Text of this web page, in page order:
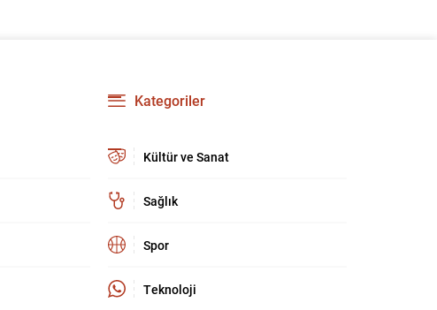
Kategoriler
Kültür ve Sanat
Sağlık
Spor
Teknoloji